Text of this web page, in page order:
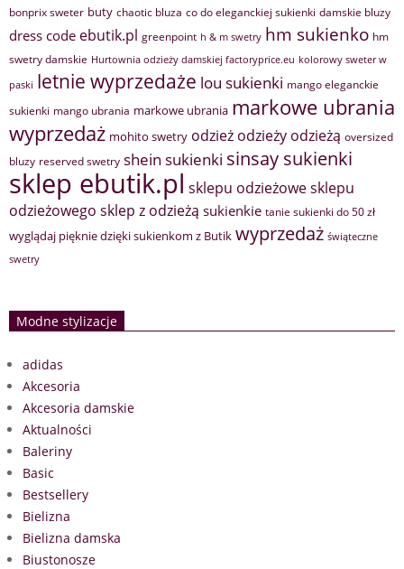
bonprix sweter buty chaotic bluza co do eleganckiej sukienki damskie bluzy
dress code ebutik.pl greenpoint h & m swetry hm sukienko hm
swetry damskie Hurtownia odzieży damskiej factoryprice.eu kolorowy sweter w
paski letnie wyprzedaże lou sukienki mango eleganckie
sukienki mango ubrania markowe ubrania markowe ubrania
wyprzedaż mohito swetry odzież odzieży odzieżą oversized
bluzy reserved swetry shein sukienki sinsay sukienki
sklep ebutik.pl sklepu odzieżowesklepu
odzieżowego sklep z odzieżą sukienkie tanie sukienki do 50 zł
wyglądaj pięknie dzięki sukienkom z Butik wyprzedaż świąteczne
swetry
Modne stylizacje
adidas
Akcesoria
Akcesoria damskie
Aktualności
Baleriny
Basic
Bestsellery
Bielizna
Bielizna damska
Biustonosze